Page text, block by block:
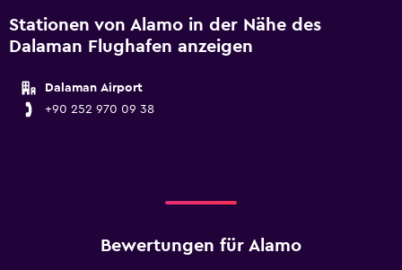
Stationen von Alamo in der Nähe des
Dalaman Flughafen anzeigen
Dalaman Airport
+90 252 970 09 38
Bewertungen für Alamo